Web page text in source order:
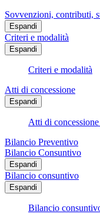
Sovvenzioni, contributi,
Espandi
Criteri e modalità
Espandi
Criteri e modalità
Atti di concessione
Espandi
Atti di
Bilancio Preventivo
Bilancio Consuntivo
Espandi
Bilancio consuntivo
Espandi
Bilancio